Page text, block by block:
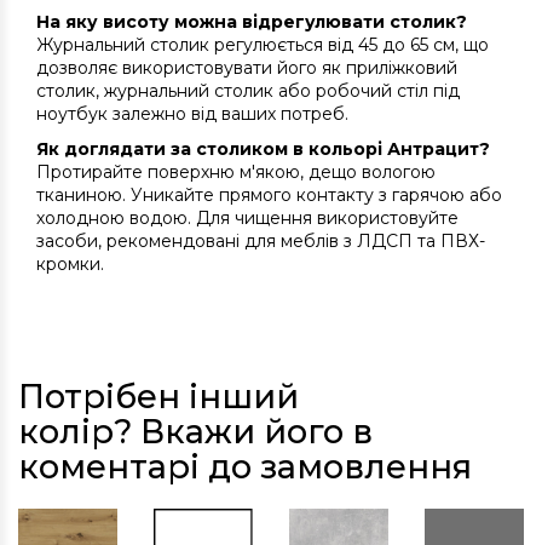
На яку висоту можна відрегулювати столик?
Журнальний столик регулюється від 45 до 65 см, що
дозволяє використовувати його як приліжковий
столик, журнальний столик або робочий стіл під
ноутбук залежно від ваших потреб.
Як доглядати за столиком в кольорі Антрацит?
Протирайте поверхню м'якою, дещо вологою
тканиною. Уникайте прямого контакту з гарячою або
холодною водою. Для чищення використовуйте
засоби, рекомендовані для меблів з ЛДСП та ПВХ-
кромки.
Потрібен інший
колір? Вкажи його в
коментарі до замовлення